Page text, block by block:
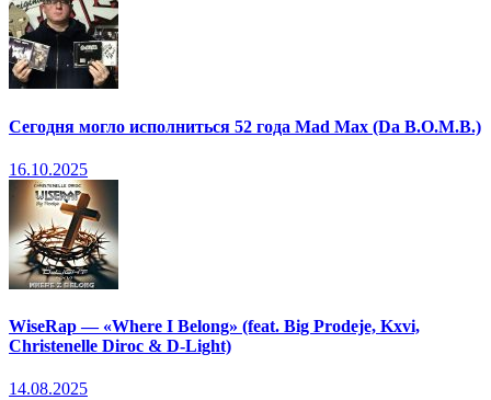
Сегодня могло исполниться 52 года Mad Max (Da B.O.M.B.)
16.10.2025
WiseRap — «Where I Belong» (feat. Big Prodeje, Kxvi,
Christenelle Diroc & D-Light)
14.08.2025